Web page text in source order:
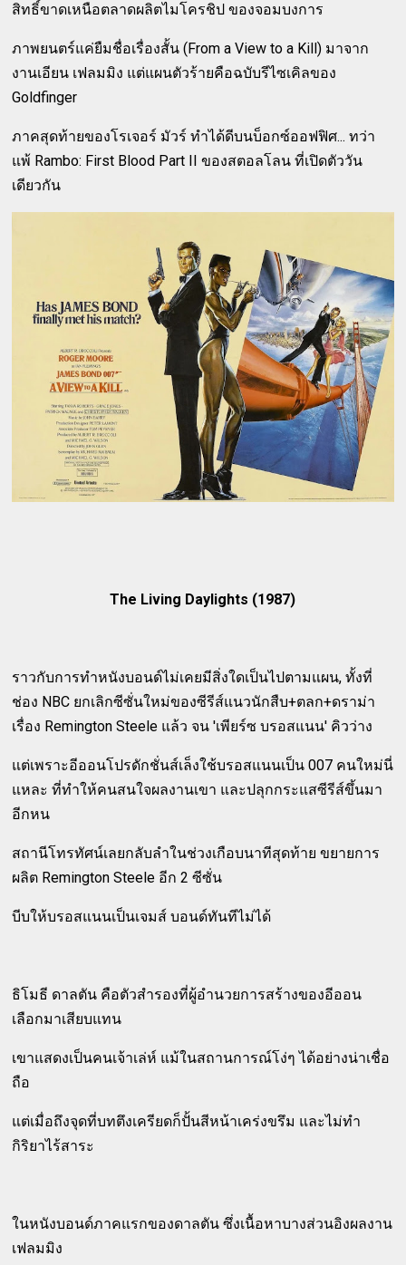
สิทธิ์ขาดเหนือตลาดผลิตไมโครชิป ของจอมบงการ
ภาพยนตร์แค่ยืมชื่อเรื่องสั้น (From a View to a Kill) มาจาก
งานเอียน เฟลมมิง แต่แผนตัวร้ายคือฉบับรีไซเคิลของ
Goldfinger
ภาคสุดท้ายของโรเจอร์ มัวร์ ทำได้ดีบนบ็อกซ์ออฟฟิศ... ทว่า
แพ้ Rambo: First Blood Part II ของสตอลโลน ที่เปิดตัววัน
เดียวกัน
The Living Daylights (1987)
ราวกับการทำหนังบอนด์ไม่เคยมีสิ่งใดเป็นไปตามแผน, ทั้งที่
ช่อง NBC ยกเลิกซีซั่นใหม่ของซีรีส์แนวนักสืบ+ตลก+ดราม่า
เรื่อง Remington Steele แล้ว จน 'เพียร์ซ บรอสแนน' คิวว่าง
แต่เพราะอีออนโปรดักชั่นส์เล็งใช้บรอสแนนเป็น 007 คนใหม่นี่
แหละ ที่ทำให้คนสนใจผลงานเขา และปลุกกระแสซีรีส์ขึ้นมา
อีกหน
สถานีโทรทัศน์เลยกลับลำในช่วงเกือบนาทีสุดท้าย ขยายการ
ผลิต Remington Steele อีก 2 ซีซั่น
บีบให้บรอสแนนเป็นเจมส์ บอนด์ทันทีไม่ได้
ธิโมธี ดาลตัน คือตัวสำรองที่ผู้อำนวยการสร้างของอีออน
เลือกมาเสียบแทน
เขาแสดงเป็นคนเจ้าเล่ห์ แม้ในสถานการณ์โง่ๆ ได้อย่างน่าเชื่อ
ถือ
แต่เมื่อถึงจุดที่บทตึงเครียดก็ปั้นสีหน้าเคร่งขรึม และไม่ทำ
กิริยาไร้สาระ
ในหนังบอนด์ภาคแรกของดาลตัน ซึ่งเนื้อหาบางส่วนอิงผลงาน
เฟลมมิง